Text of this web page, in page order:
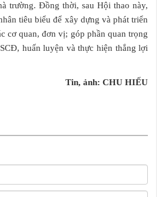
trường. Đồng thời, sau Hội thao này,
tiêu biểu để xây dựng và phát triển
cơ quan, đơn vị; góp phần quan trọng
huấn luyện và thực hiện thắng lợi
Tin, ảnh: CHU HIẾU